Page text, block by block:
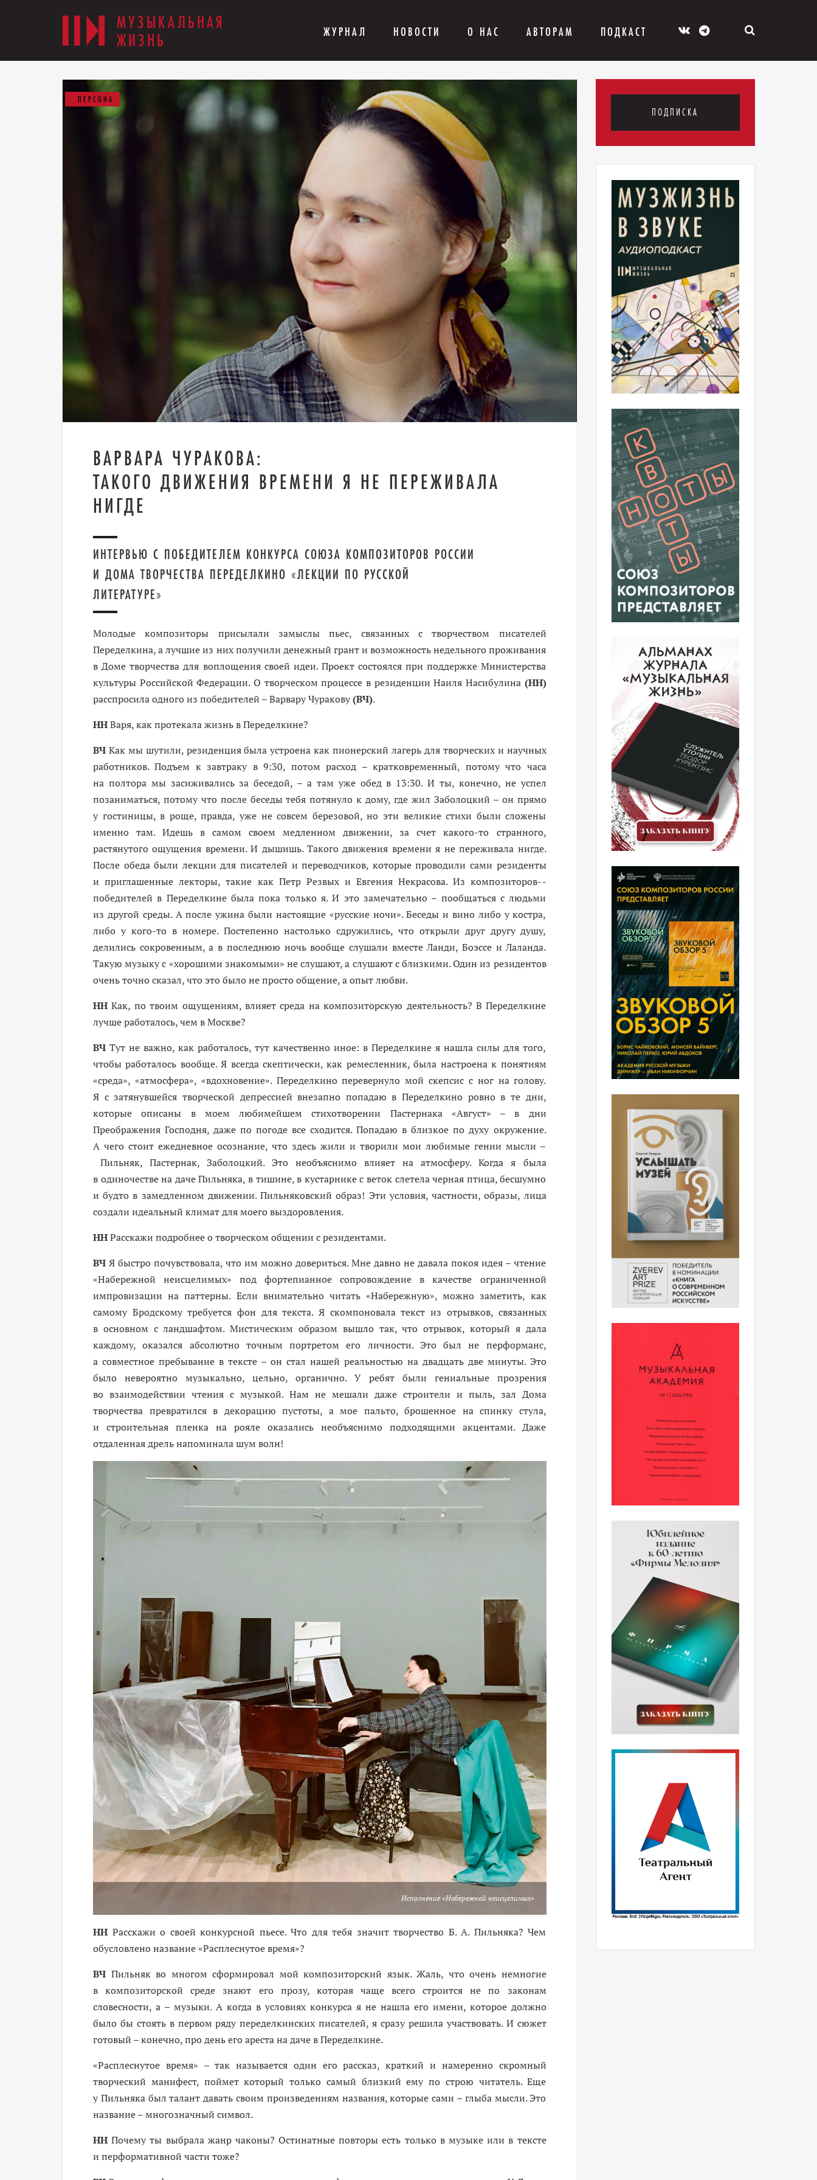
МУЗЫКАЛЬНАЯ
ЖИЗНЬ
ЖУРНАЛ НОВОСТИ О НАС АВТОРАМ ПОДКАСТ
ПЕРСОНА
ВАРВАРА ЧУРАКОВА:
ТАКОГО ДВИЖЕНИЯ ВРЕМЕНИ Я НЕ ПЕРЕЖИВАЛА
НИГДЕ
ИНТЕРВЬЮ С ПОБЕДИТЕЛЕМ КОНКУРСА СОЮЗА КОМПОЗИТОРОВ РОССИИ
И ДОМА ТВОРЧЕСТВА ПЕРЕДЕЛКИНО «ЛЕКЦИИ ПО РУССКОЙ
ЛИТЕРАТУРЕ»
Молодые композиторы присылали замыслы пьес, связанных с творчеством писателей
Переделкина, а лучшие из них получили денежный грант и возможность недельного проживания
в Доме творчества для воплощения своей идеи. Проект состоялся при поддержке Министерства
культуры Российской Федерации. О творческом процессе в резиденции Наиля Насибулина (НН)
расспросила одного из победителей – Варвару Чуракову(ВЧ).
ННВаря, как протекала жизнь в Переделкине?
ВЧ Как мы шутили, резиденция была устроена как пионерский лагерь для творческих и научных
работников. Подъем к завтраку в 9:30, потом расход – кратковременный, потому что часа
на полтора мы засиживались за беседой, – а там уже обед в 13:30. И ты, конечно, не успел
позаниматься, потому что после беседы тебя потянуло к дому, где жил Заболоцкий – он прямо
у гостиницы, в роще, правда, уже не совсем березовой, но эти великие стихи были сложены
именно там. Идешь в самом своем медленном движении, за счет ­какого-то странного,
растянутого ощущения времени. И дышишь. Такого движения времени я не переживала нигде.
После обеда были лекции для писателей и переводчиков, которые проводили сами резиденты
и приглашенные лекторы, такие как Петр Резвых и Евгения Некрасова. Из композиторов-­
победителей в Переделкине была пока только я. И это замечательно – пообщаться с людьми
из другой среды. А после ужина были настоящие «русские ночи». Беседы и вино либо у костра,
либо у ­кого-то в номере. Постепенно настолько сдружились, что открыли друг другу душу,
делились сокровенным, а в последнюю ночь вообще слушали вместе Ланди, Боэссе и Лаланда.
Такую музыку с «хорошими знакомыми» не слушают, а слушают с близкими. Один из резидентов
очень точно сказал, что это было не просто общение, а опыт любви.
НН Как, по твоим ощущениям, влияет среда на композиторскую деятельность? В Переделкине
лучше работалось, чем в Москве?
ВЧ Тут не важно, как работалось, тут качественно иное: в Переделкине я нашла силы для того,
чтобы работалось вообще. Я всегда скептически, как ремесленник, была настроена к понятиям
«среда», «атмосфера», «вдохновение». Переделкино перевернуло мой скепсис с ног на голову.
Я с затянувшейся творческой депрессией внезапно попадаю в Переделкино ровно в те дни,
которые описаны в моем любимейшем стихотворении Пастернака «Август» – в дни
Преображения Господня, даже по погоде все сходится. Попадаю в близкое по духу окружение.
А чего стоит ежедневное осознание, что здесь жили и творили мои любимые гении мысли –
Пильняк, Пастернак, Заболоцкий. Это необъяснимо влияет на атмосферу. Когда я была
в одиночестве на даче Пильняка, в тишине, в кустарнике с веток слетела черная птица, бесшумно
и будто в замедленном движении. Пильняковский образ! Эти условия, частности, образы, лица
создали идеальный климат для моего выздоровления.
ННРасскажи подробнее о творческом общении с резидентами.
ВЧ Я быстро почувствовала, что им можно довериться. Мне давно не давала покоя идея – чтение
«Набережной неисцелимых» под фортепианное сопровождение в качестве ограниченной
импровизации на паттерны. Если внимательно читать «Набережную», можно заметить, как
самому Бродскому требуется фон для текста. Я скомпоновала текст из отрывков, связанных
в основном с ландшафтом. Мистическим образом вышло так, что отрывок, который я дала
каждому, оказался абсолютно точным портретом его личности. Это был не перформанс,
а совместное пребывание в тексте – он стал нашей реальностью на двадцать две минуты. Это
было невероятно музыкально, цельно, органично. У ребят были гениальные прозрения
во взаимодействии чтения с музыкой. Нам не мешали даже строители и пыль, зал Дома
творчества превратился в декорацию пустоты, а мое пальто, брошенное на спинку стула,
и строительная пленка на рояле оказались необъяснимо подходящими акцентами. Даже
отдаленная дрель напоминала шум волн!
Исполнение «Набережной неисцелимых»
НН Расскажи о своей конкурсной пьесе. Что для тебя значит творчество Б. А. Пильняка? Чем
обусловлено название «Расплеснутое время»?
ВЧ Пильняк во многом сформировал мой композиторский язык. Жаль, что очень немногие
в композиторской среде знают его прозу, которая чаще всего строится не по законам
словесности, а – музыки. А когда в условиях конкурса я не нашла его имени, которое должно
было бы стоять в первом ряду переделкинских писателей, я сразу решила участвовать. И сюжет
готовый – конечно, про день его ареста на даче в Переделкине.
«Расплеснутое время» – так называется один его рассказ, краткий и намеренно скромный
творческий манифест, поймет который только самый близкий ему по строю читатель. Еще
у Пильняка был талант давать своим произведениям названия, которые сами – глыба мысли. Это
название – многозначный символ.
НН Почему ты выбрала жанр чаконы? Остинатные повторы есть только в музыке или в тексте
и перформативной части тоже?
ПОДПИСКА